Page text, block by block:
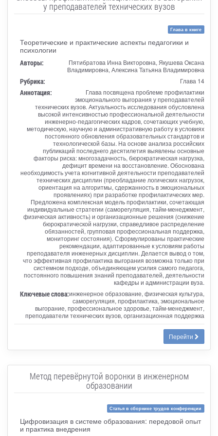
у преподавателей технических вузов
Глава в книге
Теоретические и практические аспекты педагогики и
психологии
Авторы:
Пятибратова Инна Викторовна, Якушева Оксана
Владимировна, Алексина Татьяна Владимировна
Рубрика: Глава 14
Аннотация:
Глава посвящена проблеме профилактики
эмоционального выгорания у преподавателей
технических вузов. Актуальность исследования обусловлена
высокой интенсивностью профессиональной деятельности
инженерно-педагогических кадров, сочетающих учебную,
методическую, научную и административную работу в условиях
постоянного обновления образовательных стандартов и
технологической базы. На основе анализа российских
публикаций последнего десятилетия выявлены основные
факторы риска: многозадачность, бюрократическая нагрузка,
дефицит времени на восстановление. Обоснована
необходимость учета когнитивной деятельности преподавателей
технических дисциплин (преобладание логических нагрузок,
ориентация на алгоритмы, сдержанность в эмоциональных
проявлениях) при разработке профилактических мер.
Предложена комплексная модель профилактики, сочетающая
индивидуальные стратегии (саморегуляция, тайм-менеджмент,
физическая активность) и организационные решения (снижение
бюрократической нагрузки, справедливое распределение
обязанностей, групповая профессиональная поддержка,
мониторинг состояния). Сформулированы практические
рекомендации, адаптированные к условиям работы
преподавателя инженерных дисциплин. Делается вывод о том,
что эффективная профилактика выгорания возможна только при
системном подходе, объединяющем усилия самого педагога,
постоянного повышения знаний преподавателей, деятельности
кафедры и администрации вуза.
Ключевые слова:инженерное образование, физическая культура,
саморегуляция, профилактика, эмоциональное
выгорание, профессиональное здоровье, тайм-менеджмент,
преподаватели технических вузов, организационная поддержка
Перейти
Метод перевёрнутой воронки в инженерном
образовании
Статья в сборнике трудов конференции
Цифровизация в системе образования: передовой опыт
и практика внедрения